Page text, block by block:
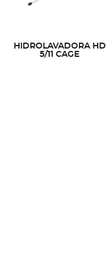
HIDROLAVADORA HD
5/11 CAGE